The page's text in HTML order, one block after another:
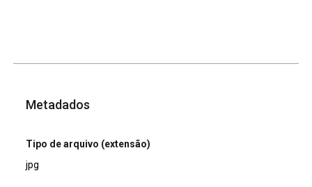
Metadados
Tipo de arquivo (extensão)
jpg